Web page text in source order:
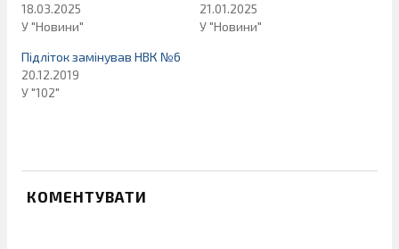
18.03.2025
У "Новини"
21.01.2025
У "Новини"
Підліток замінував НВК №6
20.12.2019
У "102"
КОМЕНТУВАТИ